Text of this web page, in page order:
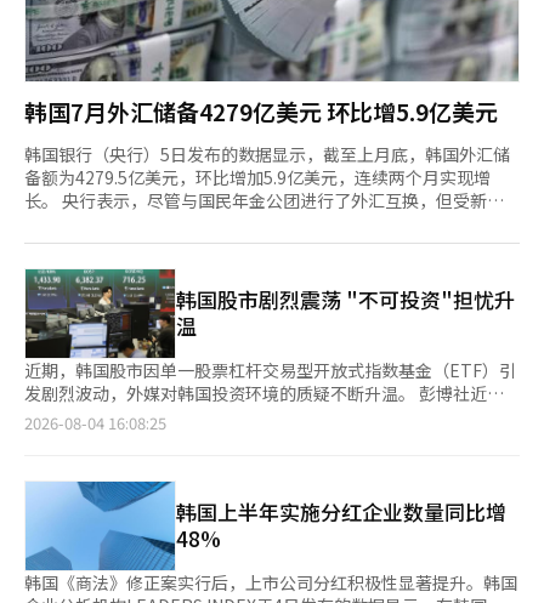
韩国7月外汇储备4279亿美元 环比增5.9亿美元
韩国银行（央行）5日发布的数据显示，截至上月底，韩国外汇储
备额为4279.5亿美元，环比增加5.9亿美元，连续两个月实现增
长。 央行表示，尽管与国民年金公团进行了外汇互换，但受新发
价的外汇资产折算成美元后价值上升等因素影响，外汇储备规模小
幅增加。 从资产构成来看，有价证券环比减少33.9亿美元，为
3806.8亿美元；国际货币基金组织（IMF）特别提款权（SDR）减
少3000万美元，为157.8亿美元；存款准备金增加25.9亿美元，达
213.5亿美元；黄金储备维持在47.9亿美元不变
韩国股市剧烈震荡 "不可投资"担忧升
温
近期，韩国股市因单一股票杠杆交易型开放式指数基金（ETF）引
发剧烈波动，外媒对韩国投资环境的质疑不断升温。 彭博社近日
发表评论文章，批评韩国政府推出单一股票杠杆ETF后，市场波动
至9385.59点，跻身全球第六大股市，但上月累计下跌22%，创全
球金融危机以来最大单月跌幅。 今年以来，KOSPI单日涨跌幅超过
5%的交易日已达33天，远高于同期日本日经225指数（4天）和香
港恒生指数（0天）。市场人士
2026-08-04 16:08:25
韩国上半年实施分红企业数量同比增
48%
韩国《商法》修正案实行后，上市公司分红积极性显著提升。韩国